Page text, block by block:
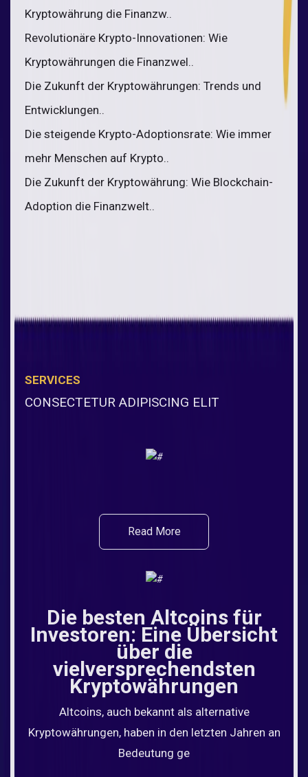
Kryptowährung die Finanzw..
Revolutionäre Krypto-Innovationen: Wie
Kryptowährungen die Finanzwel..
Die Zukunft der Kryptowährungen: Trends und
Entwicklungen..
Die steigende Krypto-Adoptionsrate: Wie immer
mehr Menschen auf Krypto..
Die Zukunft der Kryptowährung: Wie Blockchain-
Adoption die Finanzwelt..
SERVICES
CONSECTETUR ADIPISCING ELIT
Read More
Die besten Altcoins für
Investoren: Eine Übersicht
über die
vielversprechendsten
Kryptowährungen
Altcoins, auch bekannt als alternative
Kryptowährungen, haben in den letzten Jahren an
Bedeutung ge